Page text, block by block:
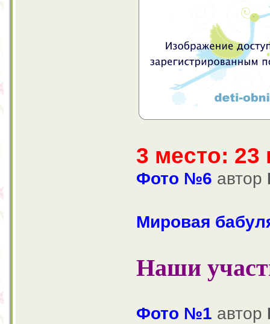
3 место: 23
Фото №6 автор
Мировая
Наши
Фото №1 автор